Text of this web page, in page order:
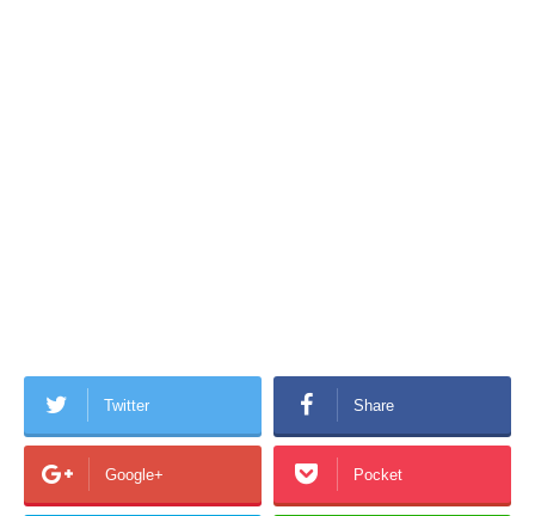
Twitter Share
Google+ Pocket